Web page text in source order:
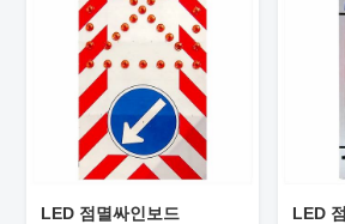
LED 점멸싸인보드
LED